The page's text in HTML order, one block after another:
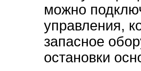
можно
управления,
запасное
остановки